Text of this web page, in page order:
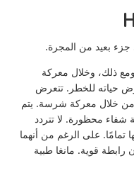
هنا
للإنتاج
بعيد من المجرة.
ومع ذلك، وخلال معركة
حياته للخطر. تتعرض
خلال معركة شرسة. يتم
شفاء محظورة. لا تتردد
تمامًا. على الرغم من أنهما
رابطة قوية. مانغا طبية